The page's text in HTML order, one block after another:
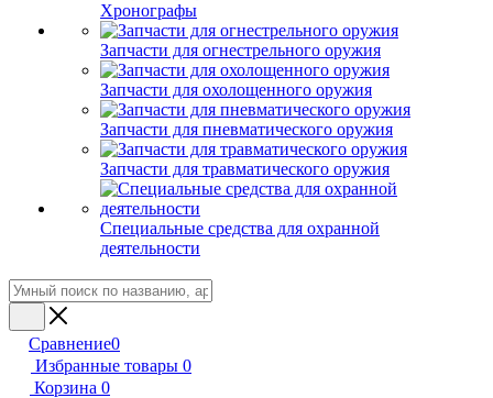
Хронографы
Запчасти для огнестрельного оружия
Запчасти для охолощенного оружия
Запчасти для пневматического оружия
Запчасти для травматического оружия
Специальные средства для охранной
деятельности
Сравнение0
Избранные товары 0
Корзина 0